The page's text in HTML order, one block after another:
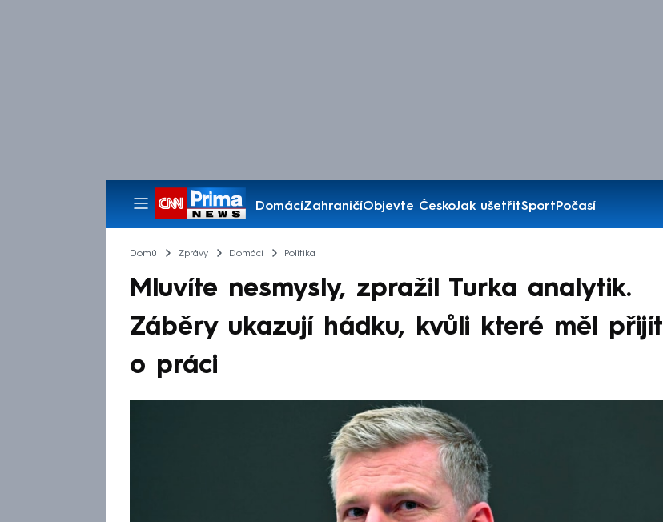
DomácíZahraničíObjevte ČeskoJak ušetřitSportPočasí
Pořady
Domů Zprávy Domácí Politika
Mluvíte nesmysly, zpražil Turka analytik.
Záběry ukazují hádku, kvůli které měl přijít
o práci